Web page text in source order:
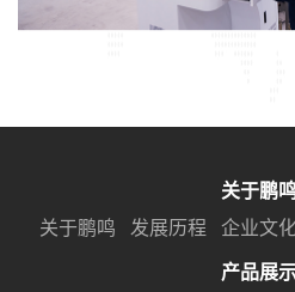
关于鹏
关于鹏鸣
发展历程 企业文
产品展